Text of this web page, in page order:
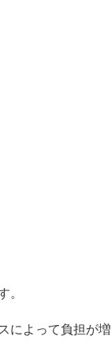
。
によって負担が増